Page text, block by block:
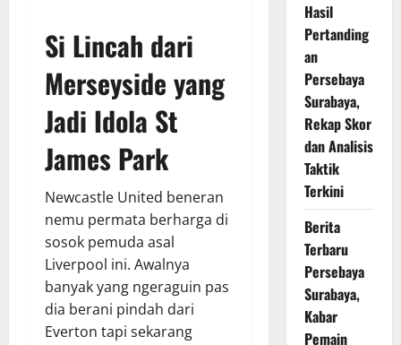
Si Lincah dari
Merseyside yang
Jadi Idola St
James Park
Newcastle United beneran
nemu permata berharga di
sosok pemuda asal
Liverpool ini. Awalnya
banyak yang ngeraguin pas
dia berani pindah dari
Everton tapi sekarang
Hasil
Pertanding
an
Persebaya
Surabaya,
Rekap Skor
dan Analisis
Taktik
Terkini
Berita
Terbaru
Persebaya
Surabaya,
Kabar
Pemain